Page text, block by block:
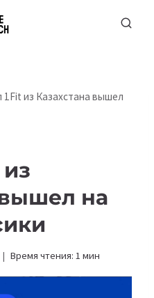
1Fit из Казахстана вышел
вышел на
Время чтения: 1 мин